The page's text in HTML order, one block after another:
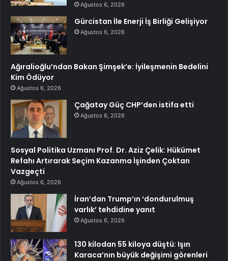
Ağustos 6, 2026
Gürcistan İle Enerji İş Birliği Gelişiyor
Ağustos 6, 2026
Ağıralioğlu’ndan Bakan Şimşek’e: İyileşmenin Bedelini
Kim Ödüyor
Ağustos 6, 2026
Çağatay Güç CHP’den istifa etti
Ağustos 6, 2026
Sosyal Politika Uzmanı Prof. Dr. Aziz Çelik: Hükümet
Refahı Artırarak Seçim Kazanma İşinden Çoktan
Vazgeçti
Ağustos 6, 2026
İran’dan Trump’ın ‘dondurulmuş
varlık’ tehdidine yanıt
Ağustos 6, 2026
130 kilodan 55 kiloya düştü: Işın
Karaca’nın büyük değişimi görenleri